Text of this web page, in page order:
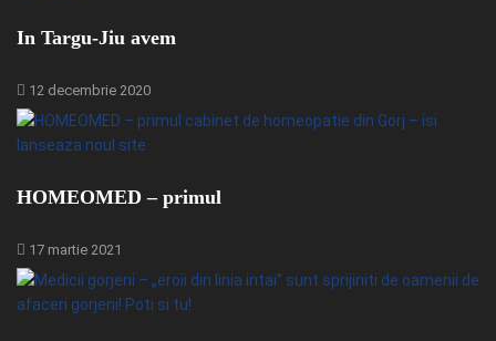
In Targu-Jiu avem
12 decembrie 2020
HOMEOMED – primul
17 martie 2021